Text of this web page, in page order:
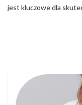
jest kluczowe dla